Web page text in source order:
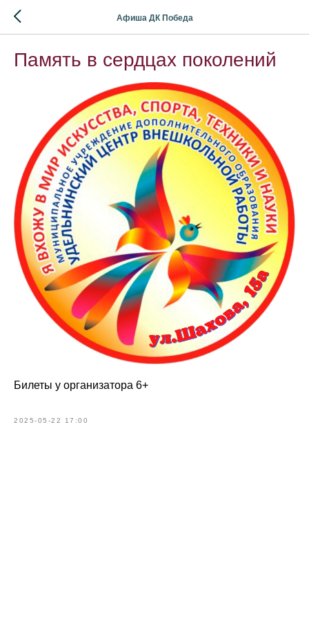
Афиша ДК Победа
Память в сердцах поколений
Билеты у организатора 6+
2025-05-22 17:00